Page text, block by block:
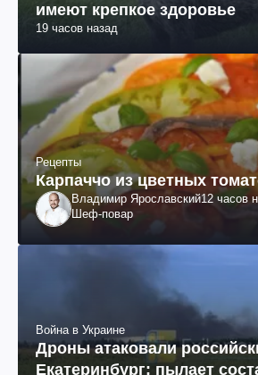
имеют крепкое здоровье
19 часов назад
Рецепты
Карпаччо из цветных
Владимир Ярославский12 часов
Шеф-повар
Война в Украине
Дроны атаковали
Екатеринбург: пылает